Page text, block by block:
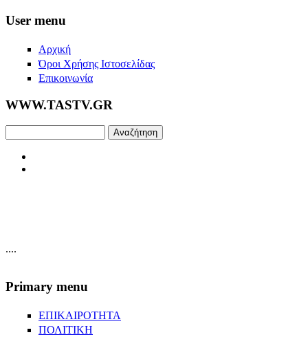
Skip to main content
User menu
Αρχική
Όροι Χρήσης Ιστοσελίδας
Επικοινωνία
WWW.TASTV.GR
....
Primary menu
ΕΠΙΚΑΙΡΟΤΗΤΑ
ΠΟΛΙΤΙΚΗ